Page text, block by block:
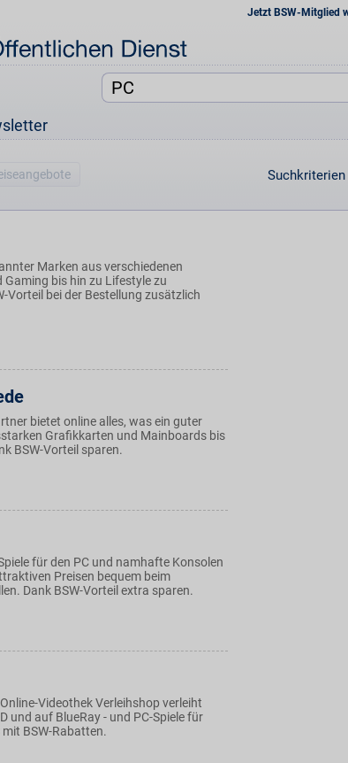
Jetzt BSW-Mitglied
Marken aus verschiedenen
Gaming bis hin zu Lifestyle zu
Vorteil bei der Bestellung zusätzlich
bietet online alles, was ein guter
Grafikkarten und Mainboards bis
BSW-Vorteil sparen.
für den PC und namhafte Konsolen
Preisen bequem beim
Dank BSW-Vorteil extra sparen.
Videothek Verleihshop verleiht
und auf BlueRay - und PC-Spiele für
BSW-Rabatten.